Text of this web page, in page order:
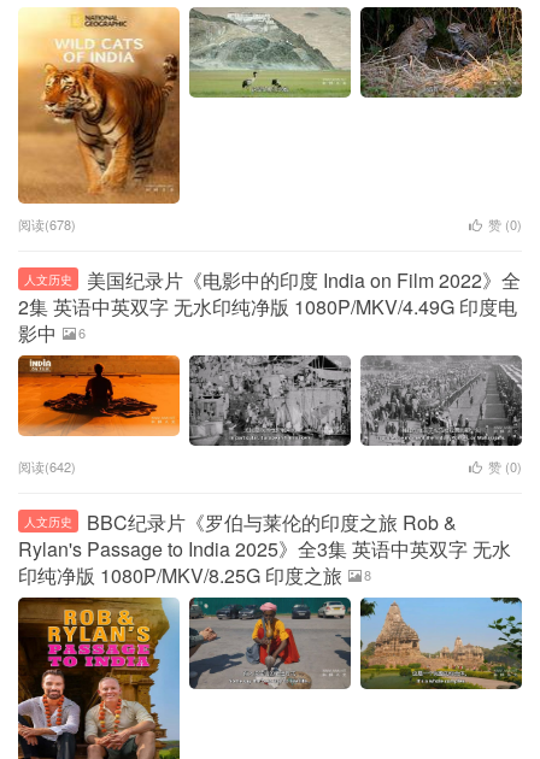
阅读(678) 赞 (0)
人文历史
美国纪录片《电影中的印度 India on Film 2022》全
2集 英语中英双字 无水印纯净版 1080P/MKV/4.49G 印度电
影中
6
阅读(642) 赞 (0)
人文历史
BBC纪录片《罗伯与莱伦的印度之旅 Rob &
Rylan's Passage to India 2025》全3集 英语中英双字 无水
印纯净版 1080P/MKV/8.25G 印度之旅
8